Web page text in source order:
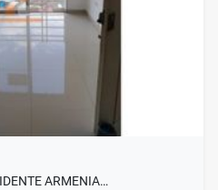
ARMENIA…